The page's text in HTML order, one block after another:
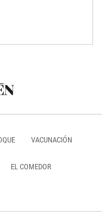
VACUNACIÓN
EL COMEDOR